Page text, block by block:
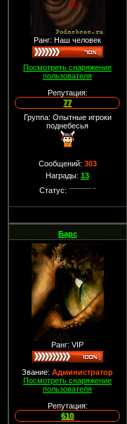
Ранг: Наш человек
Посмотреть снаряжение
пользователя
Репутация:
77
Группа: Опытные игроки
поднебесья
Сообщений: 303
Награды: 13
Статус:
Барс
Ранг: VIP
Звание: Администратор
Посмотреть снаряжение
пользователя
Репутация:
610